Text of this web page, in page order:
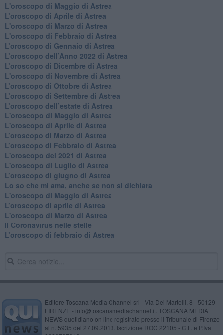
L'oroscopo di Maggio di Astrea
​L’oroscopo di Aprile di Astrea
L'oroscopo di Marzo di Astrea
L'oroscopo di Febbraio di Astrea
​L’oroscopo di Gennaio di Astrea
​L’oroscopo dell’Anno 2022 di Astrea
​L’oroscopo di Dicembre di Astrea
L'oroscopo di Novembre di Astrea
​L’oroscopo di Ottobre di Astrea
​L’oroscopo di Settembre di Astrea
L’oroscopo dell’estate di Astrea
L'oroscopo di Maggio di Astrea
L'oroscopo di Aprile di Astrea
​L’oroscopo di Marzo di Astrea
​L’oroscopo di Febbraio di Astrea
L'oroscopo del 2021 di Astrea
L'oroscopo di Luglio di Astrea
​L’oroscopo di giugno di Astrea
​Lo so che mi ama, anche se non si dichiara
L'oroscopo di Maggio di Astrea
​L’oroscopo di aprile di Astrea
L'oroscopo di Marzo di Astrea
Il Coronavirus nelle stelle
​L’oroscopo di febbraio di Astrea
Editore Toscana Media Channel srl - Via Dei Martelli, 8 - 50129
FIRENZE - info@toscanamediachannel.it. TOSCANA MEDIA
NEWS quotidiano on line registrato presso il Tribunale di Firenze
al n. 5935 del 27.09.2013. Iscrizione ROC 22105 - C.F. e P.Iva